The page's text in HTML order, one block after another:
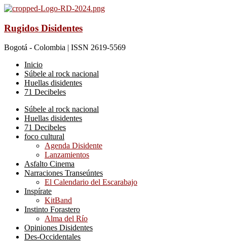
Rugidos Disidentes
Bogotá - Colombia | ISSN 2619-5569
Inicio
Súbele al rock nacional
Huellas disidentes
71 Decibeles
Súbele al rock nacional
Huellas disidentes
71 Decibeles
foco cultural
Agenda Disidente
Lanzamientos
Asfalto Cinema
Narraciones Transeúntes
El Calendario del Escarabajo
Inspírate
KitBand
Instinto Forastero
Alma del Río
Opiniones Disidentes
Des-Occidentales